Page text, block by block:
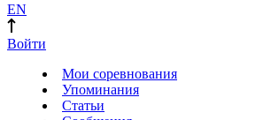
EN
Войти
Мои соревнования
Упоминания
Статьи